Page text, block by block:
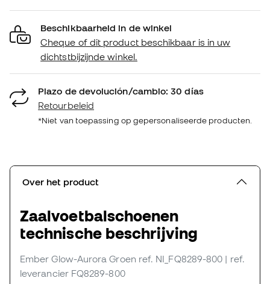
Beschikbaarheid in de winkel
Cheque of dit product beschikbaar is in uw
dichtstbijzijnde winkel.
Plazo de devolución/cambio: 30 días
Retourbeleid
*Niet van toepassing op gepersonaliseerde producten.
Over het product
Zaalvoetbalschoenen
technische beschrijving
Ember Glow-Aurora Groen ref. NI_FQ8289-800 | ref.
leverancier FQ8289-800